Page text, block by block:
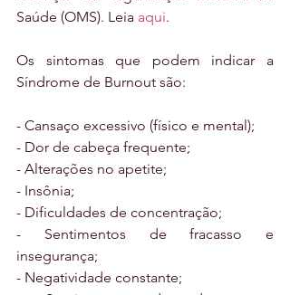
Saúde (OMS). Leia aqui.
Os sintomas que podem indicar a
Síndrome de Burnout são:
- Cansaço excessivo (físico e mental);
- Dor de cabeça frequente;
- Alterações no apetite;
- Insônia;
- Dificuldades de concentração;
- Sentimentos de fracasso e
insegurança;
- Negatividade constante;